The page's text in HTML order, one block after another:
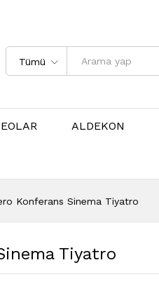
Tümü
ALDEKON
Konferans Sinema Tiyatro
Tiyatro